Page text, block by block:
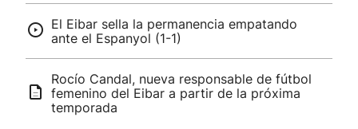
El Eibar sella la permanencia empatando
ante el Espanyol (1-1)
Rocío Candal, nueva responsable de fútbol
femenino del Eibar a partir de la próxima
temporada